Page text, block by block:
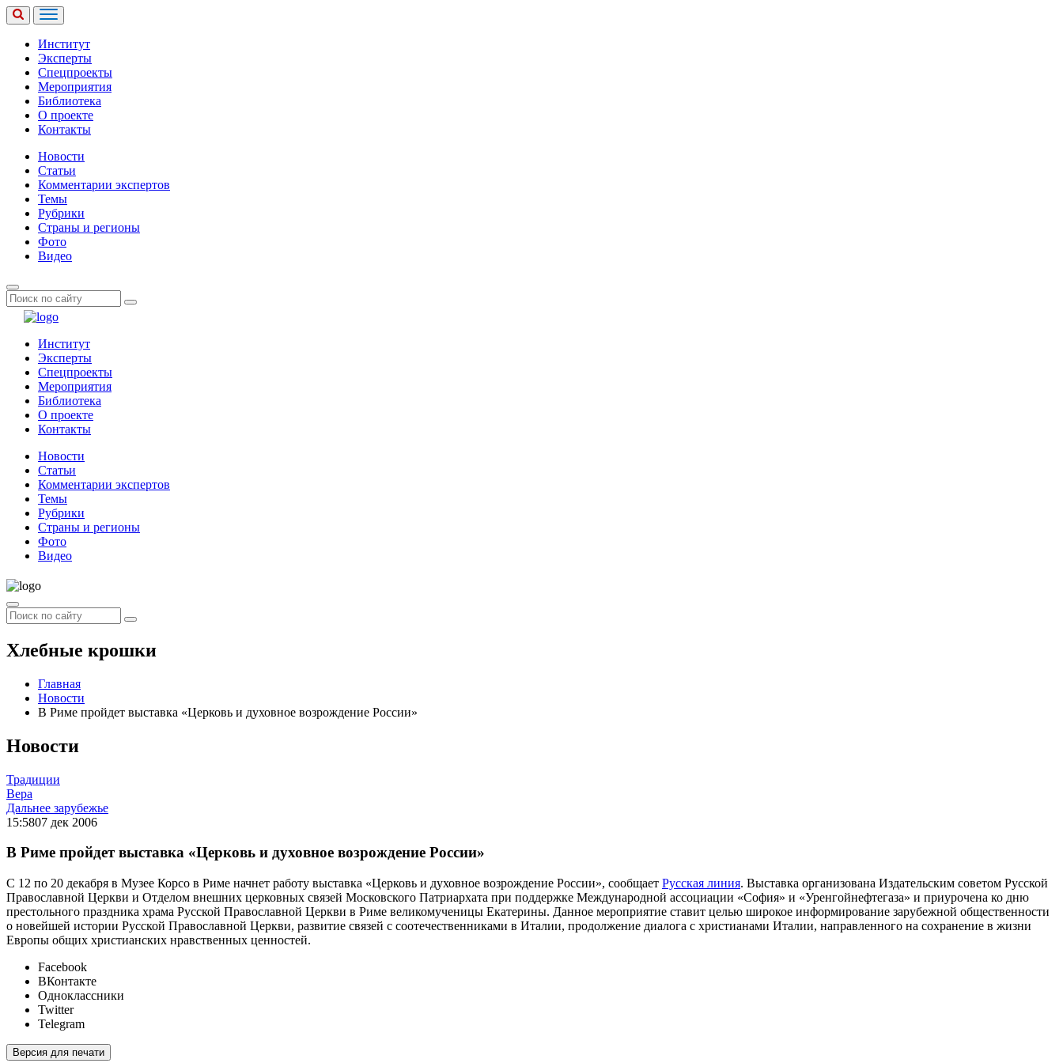
Институт
Эксперты
Спецпроекты
Мероприятия
Библиотека
О проекте
Контакты
Новости
Статьи
Комментарии экспертов
Темы
Рубрики
Страны и регионы
Фото
Видео
Институт
Эксперты
Спецпроекты
Мероприятия
Библиотека
О проекте
Контакты
Новости
Статьи
Комментарии экспертов
Темы
Рубрики
Страны и регионы
Фото
Видео
Хлебные крошки
Главная
Новости
В Риме пройдет выставка «Церковь и духовное возрождение России»
Новости
Традиции
Вера
Дальнее зарубежье
15:5807 дек 2006
В Риме пройдет выставка «Церковь и духовное возрождение России»
С 12 по 20 декабря в Музее Корсо в Риме начнет работу выставка «Церковь и духовное возрождение России», сообщает Русская линия. Выставка организована Издательским советом Русской
Православной Церкви и Отделом внешних церковных связей Московского Патриархата при поддержке Международной ассоциации «София» и «Уренгойнефтегаза» и приурочена ко дню
престольного праздника храма Русской Православной Церкви в Риме великомученицы Екатерины. Данное мероприятие ставит целью широкое информирование зарубежной общественности
о новейшей истории Русской Православной Церкви, развитие связей с соотечественниками в Италии, продолжение диалога с христианами Италии, направленного на сохранение в жизни
Европы общих христианских нравственных ценностей.
Facebook
ВКонтакте
Одноклассники
Twitter
Telegram
Версия для печати